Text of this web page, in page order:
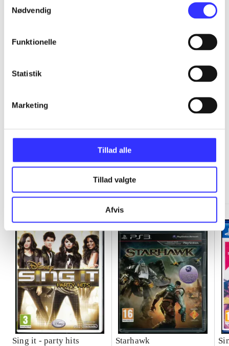
Nødvendig
Funktionelle
Statistik
Marketing
Tillad alle
Tillad valgte
Afvis
...
Sing it - party hits Starhawk